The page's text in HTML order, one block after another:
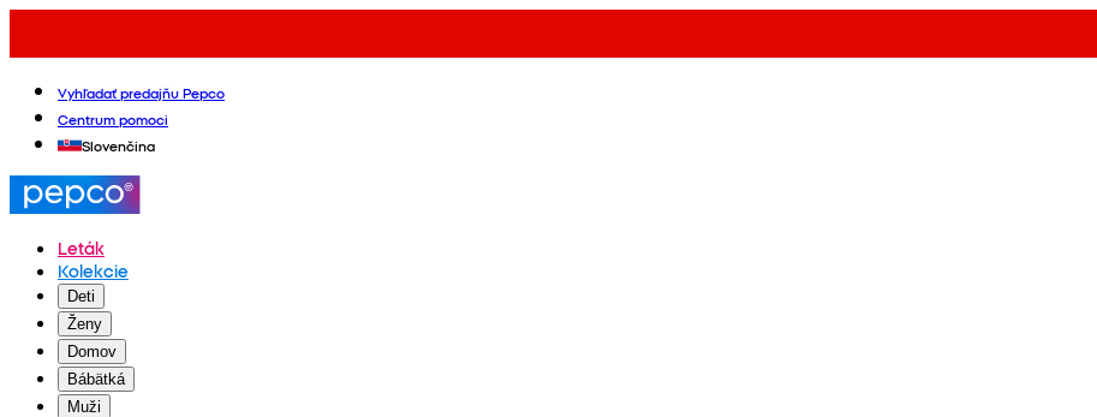
Vyhľadať predajňu Pepco
Centrum pomoci
Slovenčina
Leták
Kolekcie
Deti
Ženy
Domov
Bábätká
Muži